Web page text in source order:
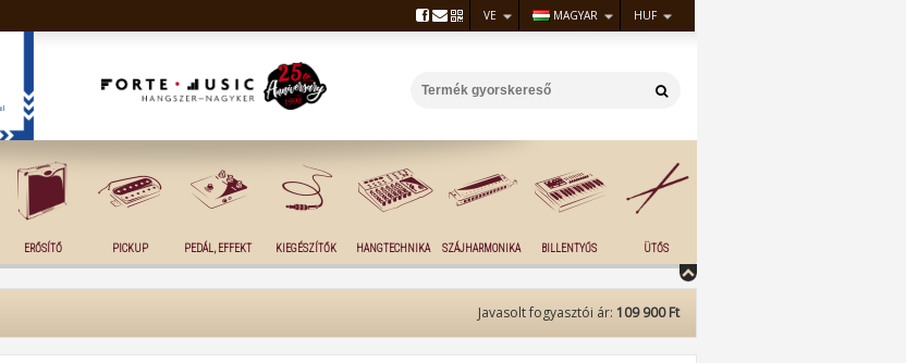
VE MAGYAR HUF
ERŐSÍTŐ PICKUP PEDÁL, EFFEKT KIEGÉSZÍTŐK HANGTECHNIKA SZÁJHARMONIKA BILLENTYŰS ÜTŐS
Javasolt fogyasztói ár: 109 900 Ft